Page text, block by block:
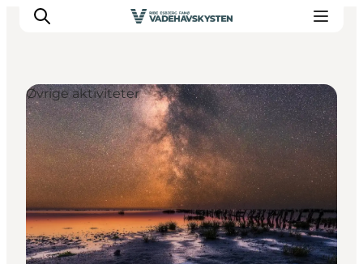
Oplev Ribe
Oplev Esbjerg
Oplev Fanø
Oplev Mandø
Oplev Vadehavet
Det Sker
Øvrige aktiviteter